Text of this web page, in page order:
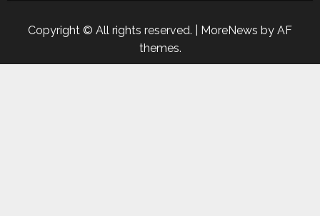
Copyright © All rights reserved. MoreNews by AF
themes.